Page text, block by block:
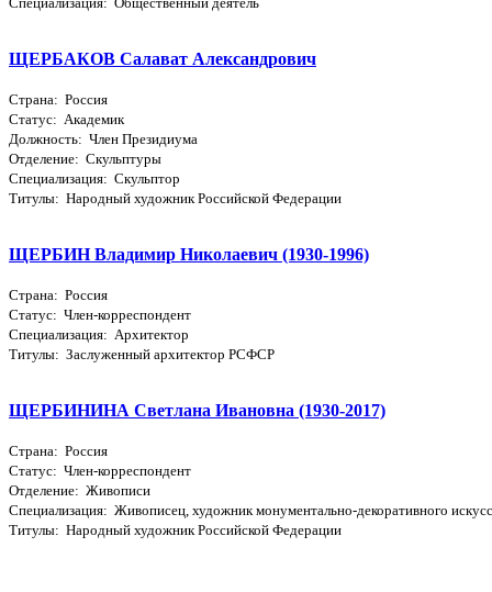
ЩЕРБАКОВ Салават Александрович
Страна: Россия
Статус: Академик
Должность: Член Президиума
Отделение: Скульптуры
Специализация: Скульптор
Титулы: Народный художник Российской Федерации
ЩЕРБИН Владимир Николаевич (1930-1996)
Страна: Россия
Статус: Член-корреспондент
Специализация: Архитектор
Титулы: Заслуженный архитектор РСФСР
ЩЕРБИНИНА Светлана Ивановна (1930-2017)
Страна: Россия
Статус: Член-корреспондент
Отделение: Живописи
Специализация: Живописец, художник монументально-декоративного
Титулы: Народный художник Российской Федерации